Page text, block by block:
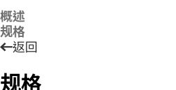
概述
规格
返回
规格